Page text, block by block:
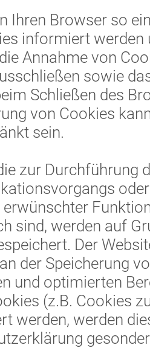
Ihren Browser so
informiert werden
Annahme von
sowie
Schließen des
von Cookies
sein.
zur Durchführung
erwünschter
sind, werden auf
Der
der Speicherung
und optimierten
(z.B. Cookies
werden, werden